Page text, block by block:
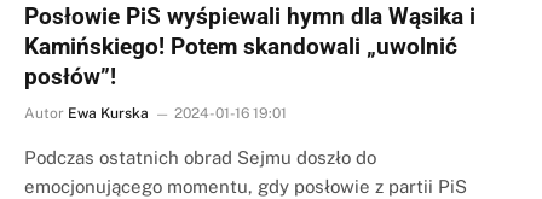
Posłowie PiS wyśpiewali hymn dla Wąsika i
Kamińskiego! Potem skandowali „uwolnić
posłów”!
Autor Ewa Kurska 2024-01-16 19:01
Podczas ostatnich obrad Sejmu doszło do
emocjonującego momentu, gdy posłowie z partii PiS